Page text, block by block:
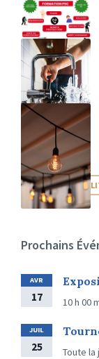
PLUS
Prochains
AVR
17 10 h 00
JUIL
25 Toute la